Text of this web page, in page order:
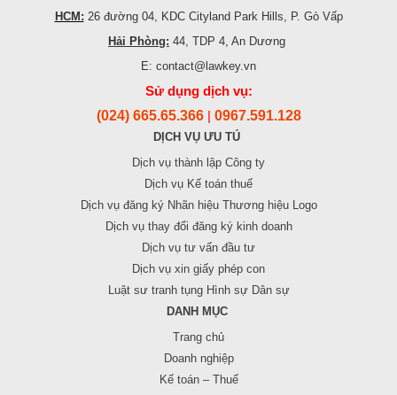
HCM: 26 đường 04, KDC Cityland Park Hills, P. Gò Vấp
Hải Phòng: 44, TDP 4, An Dương
E: contact@lawkey.vn
Sử dụng dịch vụ:
(024) 665.65.366 0967.591.128
DỊCH VỤ ƯU TÚ
Dịch vụ thành lập Công ty
Dịch vụ Kế toán thuế
Dịch vụ đăng ký Nhãn hiệu Thương hiệu Logo
Dịch vụ thay đổi đăng ký kinh doanh
Dịch vụ tư vấn đầu tư
Dịch vụ xin giấy phép con
Luật sư tranh tụng Hình sự Dân sự
DANH MỤC
Trang chủ
Doanh nghiệp
Kế toán – Thuế